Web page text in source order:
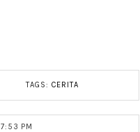
TAGS: CERITA
7:53 PM